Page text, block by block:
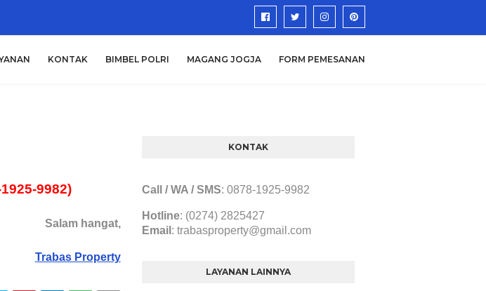
KONTAK BIMBEL POLRI MAGANG JOGJA FORM PEMESANAN
9982)
Salam hangat,
Trabas Property
KONTAK
Call / WA / SMS: 0878-1925-9982
Hotline: (0274) 2825427
Email : trabasproperty@gmail.com
LAYANAN LAINNYA